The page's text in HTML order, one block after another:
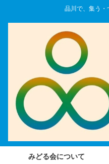
品川で、集う・
みどる会について